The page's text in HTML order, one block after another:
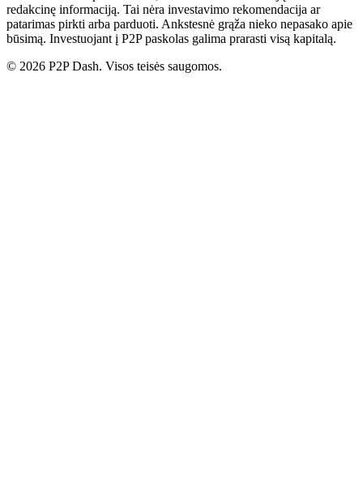
redakcinę informaciją. Tai nėra investavimo rekomendacija ar
patarimas pirkti arba parduoti. Ankstesnė grąža nieko nepasako apie
būsimą. Investuojant į P2P paskolas galima prarasti visą kapitalą.
© 2026 P2P Dash. Visos teisės saugomos.